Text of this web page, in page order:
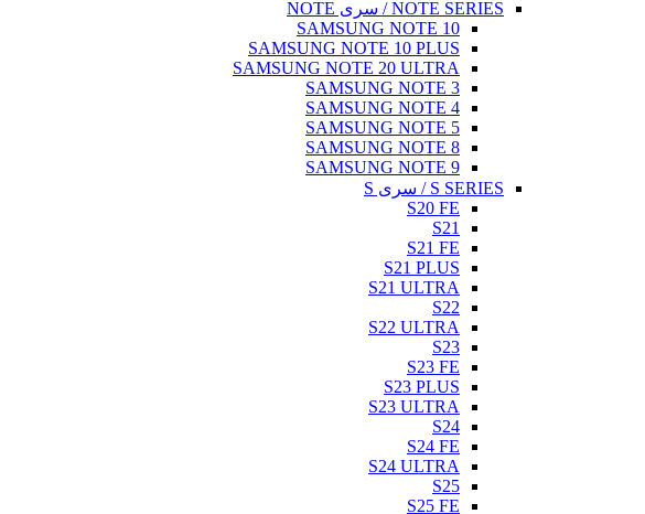
NOTE SERIES / سری NOTE
SAMSUNG NOTE 10
SAMSUNG NOTE 10 PLUS
SAMSUNG NOTE 20 ULTRA
SAMSUNG NOTE 3
SAMSUNG NOTE 4
SAMSUNG NOTE 5
SAMSUNG NOTE 8
SAMSUNG NOTE 9
S SERIES / سری S
S20 FE
S21
S21 FE
S21 PLUS
S21 ULTRA
S22
S22 ULTRA
S23
S23 FE
S23 PLUS
S23 ULTRA
S24
S24 FE
S24 ULTRA
S25
S25 FE